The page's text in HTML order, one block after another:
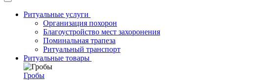
Ритуальные услуги
Организация похорон
Благоустройство мест захоронения
Поминальная трапеза
Ритуальный транспорт
Ритуальные товары
Гробы